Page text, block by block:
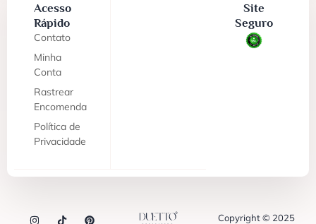
Acesso
Rápido
Contato
Minha
Conta
Rastrear
Encomenda
Política de
Privacidade
Site
Seguro
Copyright © 2025